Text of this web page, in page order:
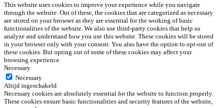
This website uses cookies to improve your experience while you navigate
through the website. Out of these, the cookies that are categorized as necessary
are stored on your browser as they are essential for the working of basic
functionalities of the website. We also use third-party cookies that help us
analyze and understand how you use this website. These cookies will be stored
in your browser only with your consent. You also have the option to opt-out of
these cookies. But opting out of some of these cookies may affect your
browsing experience.
Necessary
Necessary
Altijd ingeschakeld
Necessary cookies are absolutely essential for the website to function properly.
These cookies ensure basic functionalities and security features of the website,